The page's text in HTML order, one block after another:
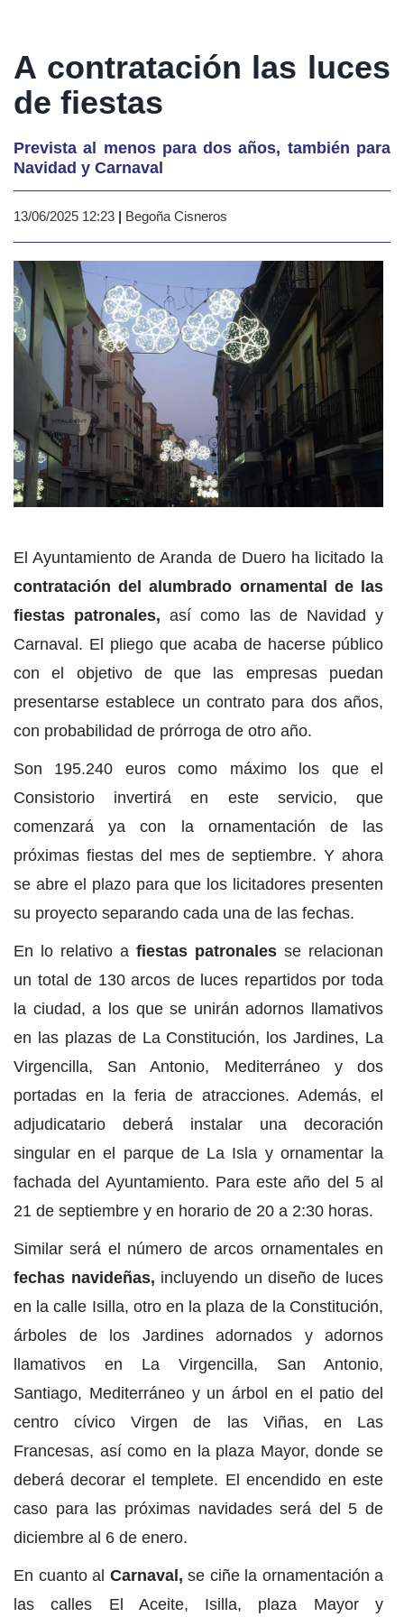
A contratación las luces
de fiestas
Prevista al menos para dos años, también para
Navidad y Carnaval
13/06/2025 12:23 | Begoña Cisneros
El Ayuntamiento de Aranda de Duero ha licitado la
contratación del alumbrado ornamental de las
fiestas patronales, así como las de Navidad y
Carnaval. El pliego que acaba de hacerse público
con el objetivo de que las empresas puedan
presentarse establece un contrato para dos años,
con probabilidad de prórroga de otro año.
Son 195.240 euros como máximo los que el
Consistorio invertirá en este servicio, que
comenzará ya con la ornamentación de las
próximas fiestas del mes de septiembre. Y ahora
se abre el plazo para que los licitadores presenten
su proyecto separando cada una de las fechas.
En lo relativo a fiestas patronales se relacionan
un total de 130 arcos de luces repartidos por toda
la ciudad, a los que se unirán adornos llamativos
en las plazas de La Constitución, los Jardines, La
Virgencilla, San Antonio, Mediterráneo y dos
portadas en la feria de atracciones. Además, el
adjudicatario deberá instalar una decoración
singular en el parque de La Isla y ornamentar la
fachada del Ayuntamiento. Para este año del 5 al
21 de septiembre y en horario de 20 a 2:30 horas.
Similar será el número de arcos ornamentales en
fechas navideñas, incluyendo un diseño de luces
en la calle Isilla, otro en la plaza de la Constitución,
árboles de los Jardines adornados y adornos
llamativos en La Virgencilla, San Antonio,
Santiago, Mediterráneo y un árbol en el patio del
centro cívico Virgen de las Viñas, en Las
Francesas, así como en la plaza Mayor, donde se
deberá decorar el templete. El encendido en este
caso para las próximas navidades será del 5 de
diciembre al 6 de enero.
En cuanto al Carnaval, se ciñe la ornamentación a
las calles El Aceite, Isilla, plaza Mayor y